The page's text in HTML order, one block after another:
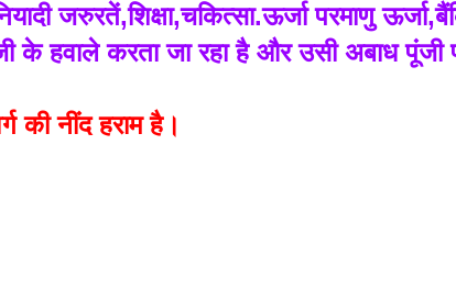
जरुरतें,शिक्षा,चकित्सा.ऊर्जा परमाणु
के हवाले करता जा रहा है और उसी अबाध पूंजी
की नींद हराम है।